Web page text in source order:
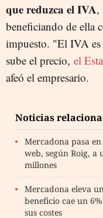
que reduzca el IVA,
beneficiando de ella
impuesto. "El IVA es
sube el precio, el
afeó el empresario.
Noticias
Mercadona pasa
web, según Roig,
millones
Mercadona eleva
beneficio cae un
sus costes